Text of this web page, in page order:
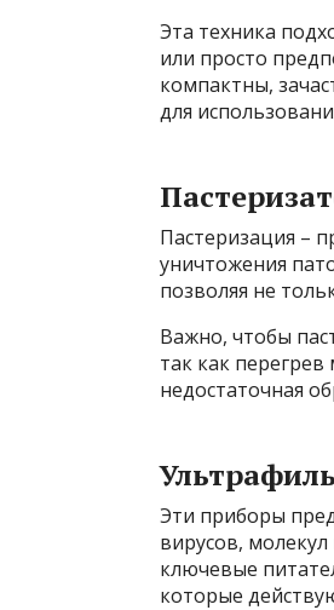
Эта техника
или просто
компактны,
для
Пастеризация –
уничтожения
позволяя не
Важно, чтобы
так как
недостаточная
Эти приборы
вирусов,
ключевые
которые